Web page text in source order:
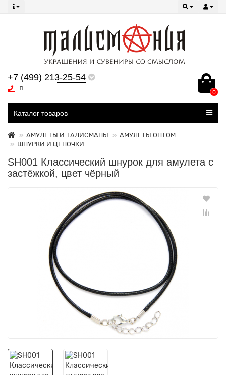
+7 (499) 213-25-54
0
Все категории
Каталог товаров
АМУЛЕТЫ И ТАЛИСМАНЫ
АМУЛЕТЫ ОПТОМ
ШНУРКИ И ЦЕПОЧКИ
SH001 Классический шнурок для амулета с
застёжкой, цвет чёрный